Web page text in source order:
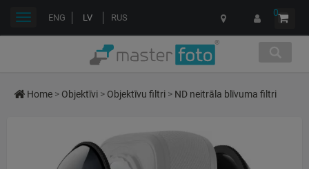
ENG LV RUS 0
Toggle
Home > Objektīvi > Objektīvu filtri > ND neitrāla blīvuma filtri